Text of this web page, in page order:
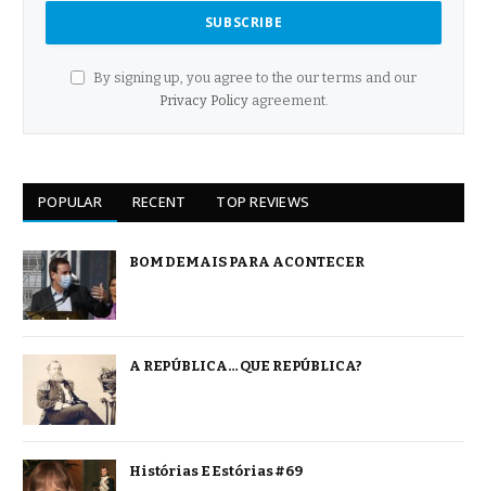
By signing up, you agree to the our terms and our
Privacy Policyagreement.
POPULAR RECENT TOP REVIEWS
BOM DEMAIS PARA ACONTECER
A REPÚBLICA… QUE REPÚBLICA?
Histórias E Estórias #69